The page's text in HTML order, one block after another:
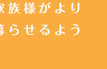
族様がより
らせるよう